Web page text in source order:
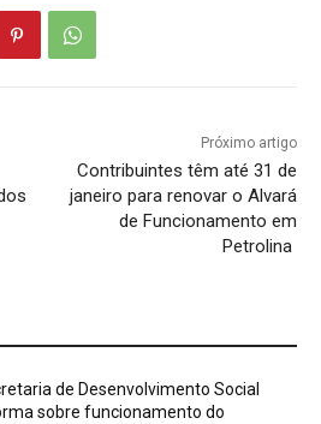
Próximo artigo
Contribuintes têm até 31 de
janeiro para renovar o Alvará
de Funcionamento em
Petrolina
de Desenvolvimento Social
sobre funcionamento do